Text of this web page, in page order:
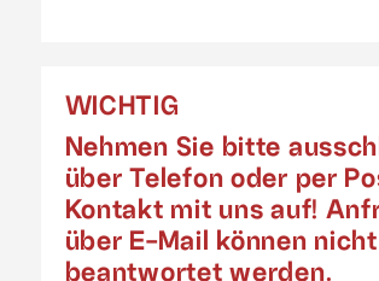
WICHTIG
Nehmen Sie bitte
über Telefon oder per
Kontakt mit uns auf!
über E-Mail können nicht
beantwortet werden.